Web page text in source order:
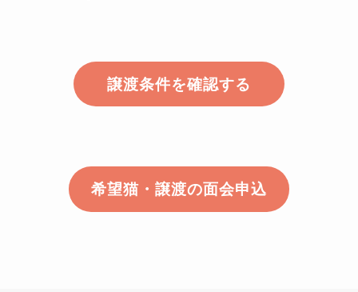
譲渡条件を確認する
希望猫・譲渡の面会申込